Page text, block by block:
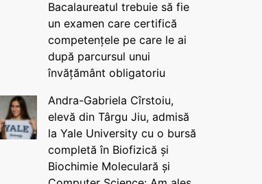
Bacalaureatul trebuie să fie
un examen care certifică
competențele pe care le ai
după parcursul unui
învățământ obligatoriu
Andra-Gabriela Cîrstoiu,
elevă din Târgu Jiu, admisă
la Yale University cu o bursă
completă în Biofizică și
Biochimie Moleculară și